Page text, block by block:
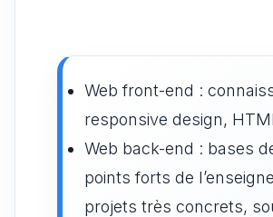
Web front-end :
responsive design,
Web back-end : bases
points forts de
projets très concrets,